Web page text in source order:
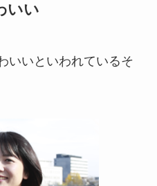
いい
いいといわれているそ